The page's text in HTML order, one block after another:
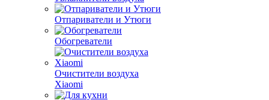
Отпариватели и Утюги
Обогреватели
Очистители воздуха
Xiaomi